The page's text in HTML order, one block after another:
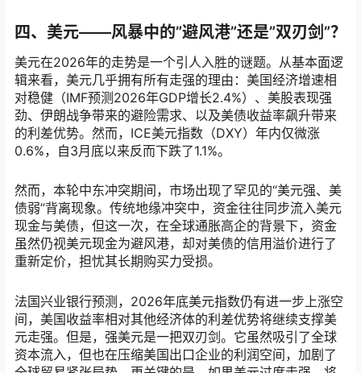
四、美元——风暴中的”避风港”还是”双刃剑”？
美元在2026年的走势是一个引人入胜的谜题。从基本面逻
辑来看，美元几乎拥有所有走强的理由：美国经济增速相
对稳健（IMF预测2026年GDP增长2.4%）、美股表现强
劲、伊朗战争带来的避险需求、以及美债收益率飙升带来
的利差优势。然而，ICE美元指数（DXY）年内仅微涨
0.6%，自3月底以来反而下跌了1.1%。
然而，本轮中东冲突期间，市场出现了罕见的“美元强、美
债弱”背离现象。传统地缘冲突中，资金往往同步流入美元
现金与美债，但这一次，在全球通胀高企的背景下，资金
虽然仍视美元现金为避风港，却对美债的信用溢价进行了
重新定价，担忧其长期购买力受损。
法国兴业银行预测，2026年底美元指数仍有进一步上涨空
间，美国收益率相对其他经济体的利差优势将继续支撑美
元走强。但是，强美元是一把双刃剑。它虽然吸引了全球
资本流入，但也在压缩美国出口企业的利润空间，加剧了